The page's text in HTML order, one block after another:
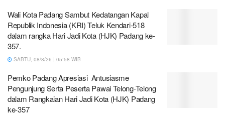
Wali Kota Padang Sambut Kedatangan Kapal
Republik Indonesia (KRI) Teluk Kendari-518
dalam rangka Hari Jadi Kota (HJK) Padang ke-
357.
SABTU, 08/8/26 | 05:58 WIB
Pemko Padang Apresiasi Antusiasme
Pengunjung Serta Peserta Pawai Telong-Telong
dalam Rangkaian Hari Jadi Kota (HJK) Padang
ke-357